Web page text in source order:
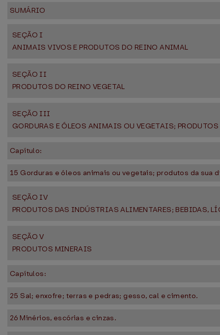
SUMÁRIO
SEÇÃO I
ANIMAIS VIVOS E PRODUTOS DO REINO ANIMAL
SEÇÃO II
PRODUTOS DO REINO VEGETAL
SEÇÃO III
GORDURAS E ÓLEOS ANIMAIS OU VEGETAIS;
Capítulo:
15 Gorduras e óleos animais ou vegetais; produtos da
SEÇÃO IV
PRODUTOS DAS INDÚSTRIAS ALIMENTARES; BEBIDAS,
SEÇÃO V
PRODUTOS MINERAIS
Capítulos:
25 Sal; enxofre; terras e pedras; gesso, cal e cimento.
26 Minérios, escórias e cinzas.